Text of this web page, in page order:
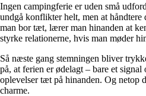
Ingen campingferie er uden små
undgå konflikter helt, men at håndtere
man bor tæt, lærer man hinanden at
styrke relationerne, hvis man møder
Så næste gang stemningen bliver
på, at ferien er ødelagt – bare et
oplevelser tæt på hinanden. Og netop
charme.